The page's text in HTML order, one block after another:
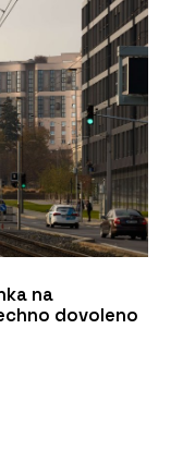
na
dovoleno